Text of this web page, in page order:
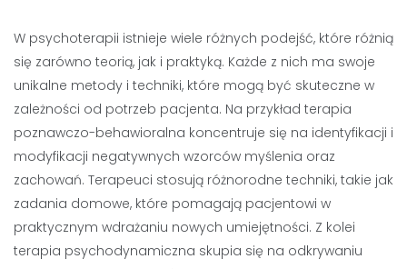
W psychoterapii istnieje wiele różnych podejść, które różnią
się zarówno teorią, jak i praktyką. Każde z nich ma swoje
unikalne metody i techniki, które mogą być skuteczne w
zależności od potrzeb pacjenta. Na przykład terapia
poznawczo-behawioralna koncentruje się na identyfikacji i
modyfikacji negatywnych wzorców myślenia oraz
zachowań. Terapeuci stosują różnorodne techniki, takie jak
zadania domowe, które pomagają pacjentowi w
praktycznym wdrażaniu nowych umiejętności. Z kolei
terapia psychodynamiczna skupia się na odkrywaniu